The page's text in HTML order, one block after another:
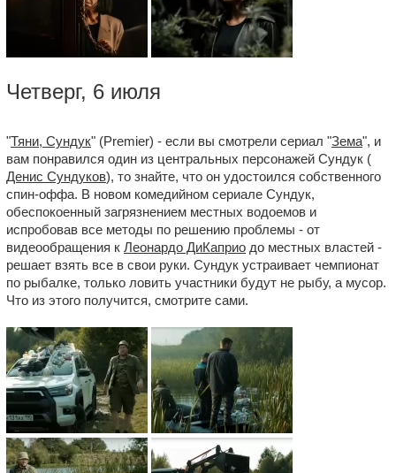
Четверг, 6 июля
"Тяни, Сундук" (Premier) - если вы смотрели сериал "Зема", и
вам понравился один из центральных персонажей Сундук (
Денис Сундуков), то знайте, что он удостоился собственного
спин-оффа. В новом комедийном сериале Сундук,
обеспокоенный загрязнением местных водоемов и
испробовав все методы по решению проблемы - от
видеообращения к Леонардо ДиКаприо до местных властей -
решает взять все в свои руки. Сундук устраивает чемпионат
по рыбалке, только ловить участники будут не рыбу, а мусор.
Что из этого получится, смотрите сами.